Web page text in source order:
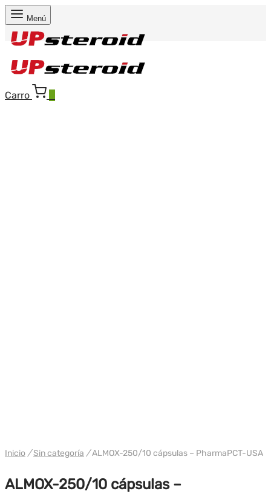
Menú
Carro
Inicio /Sin categoría /ALMOX-250/10 cápsulas – PharmaPCT-USA
ALMOX-250/10 cápsulas –